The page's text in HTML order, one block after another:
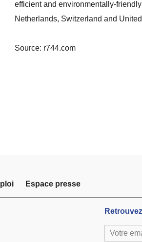
efficient and environmentally-
Netherlands, Switzerland and
Source: r744.com
Espace presse